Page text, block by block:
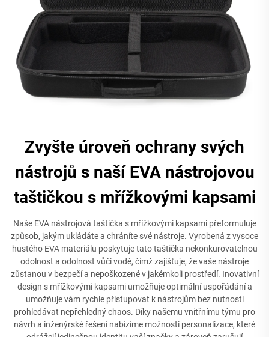
Zvyšte úroveň ochrany svých
nástrojů s naší EVA nástrojovou
taštičkou s mřížkovými kapsami
Naše EVA nástrojová taštička s mřížkovými kapsami přeformuluje
způsob, jakým ukládáte a chráníte své nástroje. Vyrobená z vysoce
hustého EVA materiálu poskytuje tato taštička nekonkurovatelnou
odolnost a odolnost vůči vodě, čímž zajišťuje, že vaše nástroje
zůstanou v bezpečí a nepoškozené v jakémkoli prostředí. Inovativní
design s mřížkovými kapsami umožňuje optimální uspořádání a
umožňuje vám rychle přistupovat k nástrojům bez nutnosti
prohledávat nepřehledný chaos. Díky našemu vnitřnímu týmu pro
návrh a inženýrské řešení nabízíme možnosti personalizace, které